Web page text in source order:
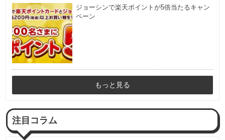
ジョーシンで楽天ポイントが5倍当たるキャン
ペーン
もっと見る
注目コラム